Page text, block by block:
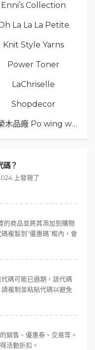
Enni’s Collection
La La La Petite
Knit Style Yarns
Power Toner
LaChriselle
Shopdecor
寶榮木品廠 Po wing wood
碼？
上發現了
商品並將其添加到購物
複製到“優惠碼”框內，會
碼可能已過期，該代碼
複制並粘貼代碼以避免
銷售、優惠券、交易等。
活動折扣。